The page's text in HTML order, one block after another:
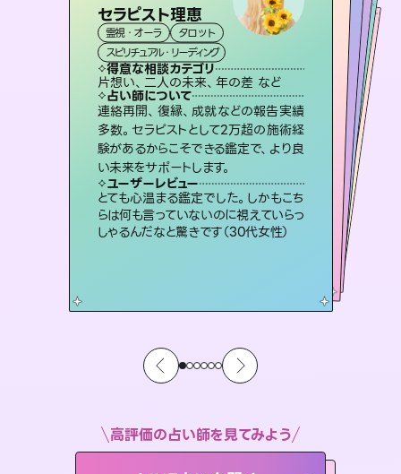
セラピスト理恵
霊視・オーラ
タロット
スピリチュアル・リーディング
得意な相談カテゴリ
片想い、二人の未来、年の差 など
占い師について
連絡再開、復縁、成就などの報告実績
多数。セラピストとして2万超の施術経
験があるからこそできる鑑定で、より良
い未来をサポートします。
ユーザーレビュー
とても心温まる鑑定でした。しかもこち
らは何も言っていないのに視えていらっ
しゃるんだなと驚きです（30代女性）
おう 霊感オラクル
霊視・オーラ
オラクルカード
得意な相談カテゴリ
恋愛総合、あの人の気持ち など
占い師について
霊視×オラクルカードを使って「今」と
「未来」そして「気になるあの人の気持
ち」まで丁寧に読み解き、恋や人生のヒ
ントを優しく引き出します。
ユーザーレビュー
不安な気持ちが嘘みたいに晴れまし
た…！よく視えていらっしゃるんだなと
感じました（40代 女性）
未来視師＊花
霊視・オーラ
スピリチュアル・リーディング
得意な相談カテゴリ
出逢い、片想い、復縁 など
占い師について
未来には何パターンもの選択肢があり
ます。不安で視えにくくなっているあな
たの素敵な未来を見つけ、その未来を
選択できるようアドバイスします。
ユーザーレビュー
職場の人の性質や人間関係、本心など
本当によく視えていてびっくり。対策が
打てて前向きになれます（40代）
アイリス -iris-
西洋占星術
ルーン
得意な相談カテゴリ
恋愛総合、片想い、二人の未来 など
占い師について
復縁、恋愛、不倫の行方、同性愛や片思い、仕事関係や借金問題まで知りたいことや心の負担になっていることを紐解き、背中をそっと押して導きます。
ユーザーレビュー
安心感のあり、言い切ってくれる所や濁
さない鑑定のおかげで、毎回自分の気
持ちを整えられます（30代 男性）
彗望（すいぼう
霊視・オーラ
スピリチュアル・リーディング
得意な相談カテゴリ
片想い、あの人の気持ち、復縁 など
占い師について
3,700年以上の歴史を持つ東洋最古の
占術「易占」で詳細まで占い、幸せへ向
かう道筋を示します。厳しい結果にも具
体的な対策をお伝えします。
ユーザーレビュー
複雑な背景もしっかり聞いて鑑定して
いただけました。気持ちが楽になりまし
た（50代 女性）
桃源珠羽
霊視・オーラ タロット
スピリチュアル・リーディング
得意な相談カテゴリ
片想い、あの人の気持ち、復縁 など
占い師について
恋愛のお悩みの中でも特に「曖昧な関
係」の相談を得意としており、友達以上
恋人未満なお相手との今後や本音を丁
寧に読み解き恋愛成就へと導きます。
ユーザーレビュー
鑑定していただいてアドバイス通りに行
動すると仲が復活してきました。ありが
とうございました（40代 女性）
高評価の占い師を見てみよう